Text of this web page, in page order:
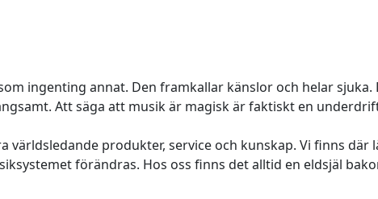
ingenting annat. Den framkallar känslor och helar
Att säga att musik är magisk är faktiskt en
världsledande produkter, service och kunskap. Vi finns
förändras. Hos oss finns det alltid en eldsjäl